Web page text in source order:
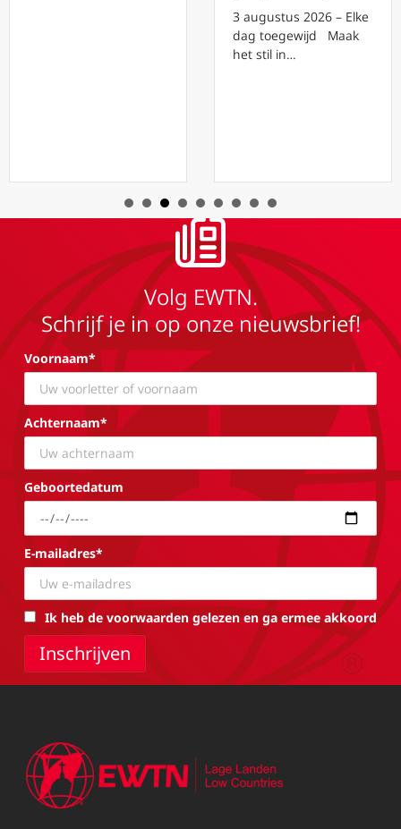
3 augustus 2026 – Elke
dag toegewijd Maak
het stil in…
Volg EWTN.
Schrijf je in op onze nieuwsbrief!
Voornaam*
Achternaam*
Geboortedatum
E-mailadres*
Ik heb de voorwaarden gelezen en ga ermee akkoord